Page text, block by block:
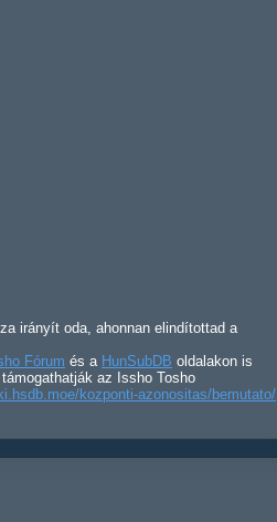
irányít oda, ahonnan elindítottad a
Fórum és a HunSubDB oldalakon is
az Issho Tosho
kozponti-azonositas/bemutato/